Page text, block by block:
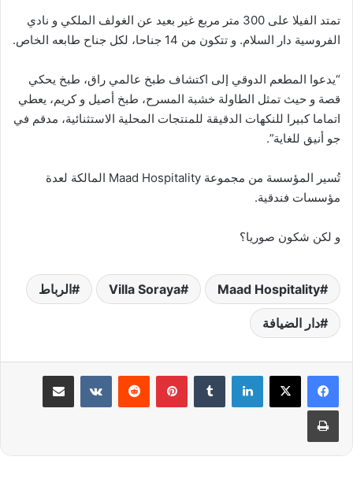
تمتد الفيلا على 300 متر مربع غير بعيد عن الغولف الملكي و نادي
الفروسية دار السلام. و تتكون من 14 جناحا، لكل جناح طابعه الخاص.
“يدعوا المطعم الدوقي إلى اكتشاف طبخ عالمي راق، طبخ يحكي
قصة و حيث تمثل الطاولة خشبة المسرح، طبخ أصيل و كريم، يعطي
اتماما كبيرا للنكهات الدقيقة للمنتجات المحلية الاستثنائية، مدقم في
جو أنيق للغاية”.
تُسير المؤسسة من مجموعة Maad Hospitality المالكة لعدة
مؤسسات فندقية.
و لكن شكون صوريا؟
Maad Hospitality
Villa Soraya الرباط
دار الضيافة
لينكدإن بينتيريست مشاركة عبر البريد
طباعة